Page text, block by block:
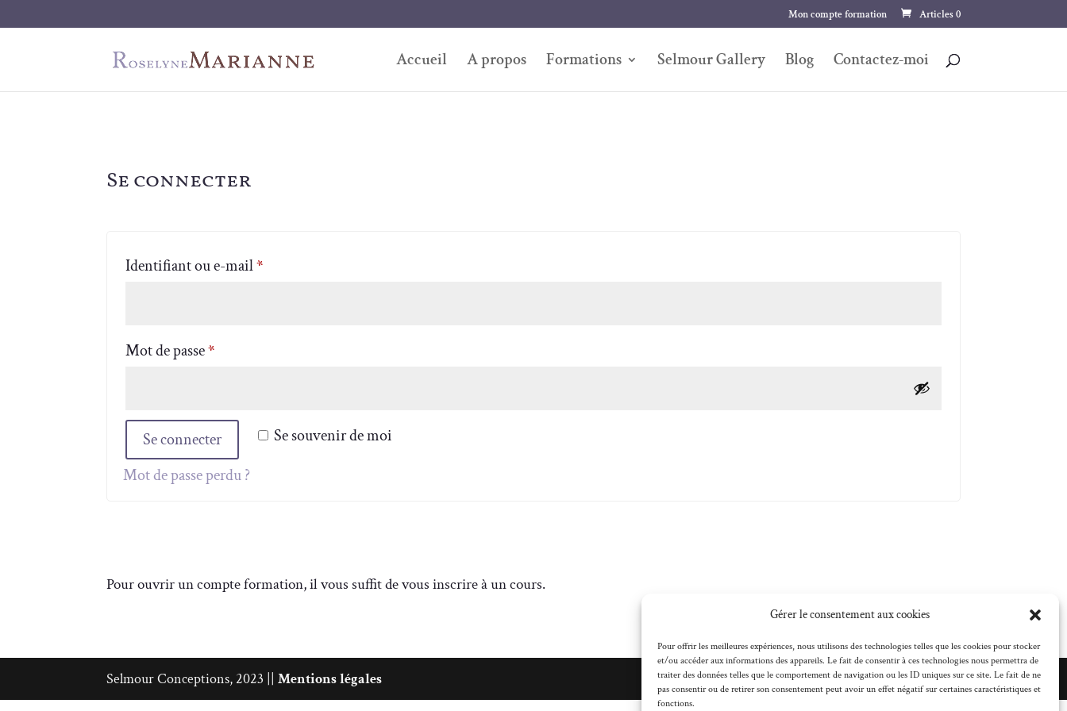
Gérer le consentement aux cookies
Pour offrir les meilleures expériences, nous utilisons des technologies telles que les cookies pour stocker
et/ou accéder aux informations des appareils. Le fait de consentir à ces technologies nous permettra de
traiter des données telles que le comportement de navigation ou les ID uniques sur ce site. Le fait de ne
pas consentir ou de retirer son consentement peut avoir un effet négatif sur certaines caractéristiques et
fonctions.
Mon compte formation Articles 0
Accueil A propos Formations Selmour Gallery Blog Contactez-moi
Se connecter
Identifiant ou e-mail*Obligatoire
Mot de passe*Obligatoire
Se souvenir de moi
Se connecter
Mot de passe perdu ?
Pour ouvrir un compte formation, il vous suffit de vous inscrire à un cours.
Selmour Conceptions, 2023 ||Mentions légales